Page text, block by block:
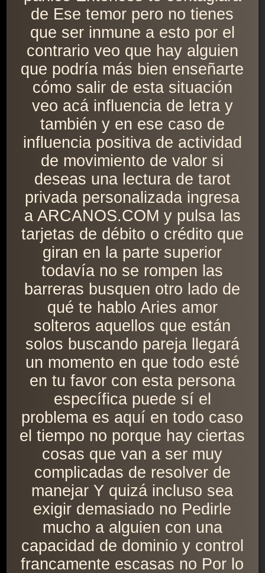
de Ese temor pero no tienes
que ser inmune a esto por el
contrario veo que hay alguien
que podría más bien enseñarte
cómo salir de esta situación
veo acá influencia de letra y
también y en ese caso de
influencia positiva de actividad
de movimiento de valor si
deseas una lectura de tarot
privada personalizada ingresa
a ARCANOS.COM y pulsa las
tarjetas de débito o crédito que
giran en la parte superior
todavía no se rompen las
barreras busquen otro lado de
qué te hablo Aries amor
solteros aquellos que están
solos buscando pareja llegará
un momento en que todo esté
en tu favor con esta persona
específica puede sí el
problema es aquí en todo caso
el tiempo no porque hay ciertas
cosas que van a ser muy
complicadas de resolver de
manejar Y quizá incluso sea
exigir demasiado no Pedirle
mucho a alguien con una
capacidad de dominio y control
francamente escasas no Por lo